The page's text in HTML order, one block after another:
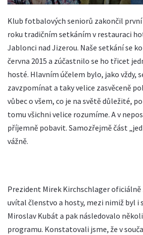
Klub fotbalových seniorů zakončil
roku tradičním setkáním v restauraci
Jablonci nad Jizerou. Naše setkání se
června 2015 a zúčastnilo se ho třicet
hosté. Hlavním účelem bylo, jako vždy,
zavzpomínat a taky velice zasvěceně
vůbec o všem, co je na světě důležité,
tomu všichni velice rozumíme. A v
příjemně pobavit. Samozřejmě část
vážně.
Prezident Mirek Kirchschlager oficiálně
uvítal členstvo a hosty, mezi nimiž byl i
Miroslav Kubát a pak následovalo
programu. Konstatovali jsme, že v